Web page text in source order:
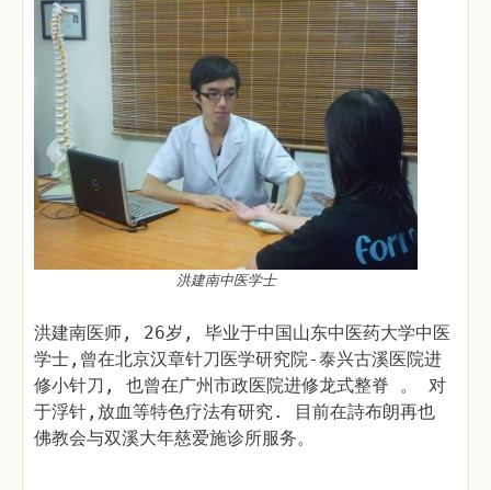
洪建南中医学士
洪建南医师, 26岁, 毕业于中国山东中医药大学中医
学士,曾在北京汉章针刀医学研究院-泰兴古溪医院进
修小针刀, 也曾在广州市政医院进修龙式整脊 。 对
于浮针,放血等特色疗法有研究. 目前在詩布朗再也
佛教会与双溪大年慈爱施诊所服务。